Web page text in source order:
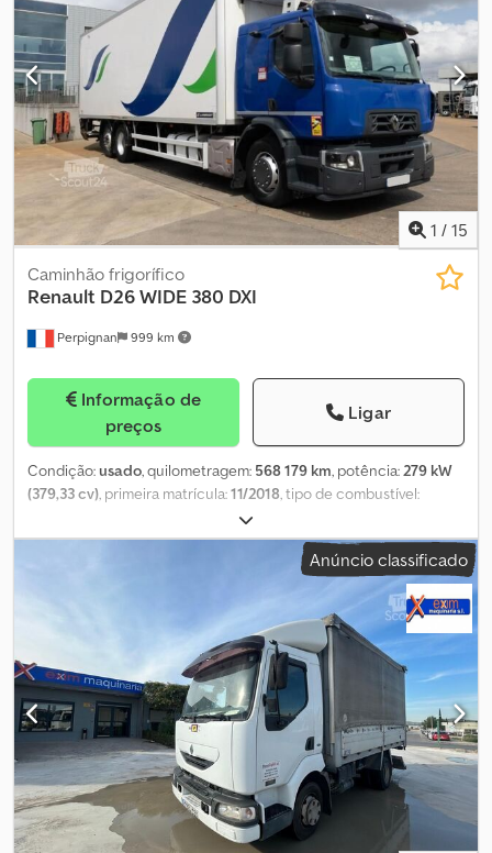
cabina do condutor:
cabina diurna, tipo de engrenagem:
automático , classe de emissão:Euro 6, suspensão:aço, número
de lugares:2 , carga admissível no eixo (eixo 1):9 000 kg, carga
máxima permitida por eixo (eixo 2): 9 500 kg , carga máxima
admissível no eixo (eixo 3):9 500 kg, Ano de fabrico:2020, CAMIÃO
GRUA E CAIXA ABERTA 6X6 COM GRUA PALFINGER EPSILON
Q150L97 Cjdpfx Akezhuupowsrf
1 / 15
Perpignan 999 km
Caminhão frigorífico
Renault D26 WIDE 380 DXI
Informação de
preços
Ligar
Condição:usado, quilometragem: 568 179 km, potência:279 kW
(379,33 cv), primeira matrícula:11/2018, tipo de combustível:
, peso máximo de carga:
peso total:26 000 kg, tamanho do pneu:-, configuração de eixo:
, cabina do condutor:cabina-cama,
Euro 6,
2018 , Equipamento:
ABS, ar
condicionado, computador de bordo, plataforma elevatória
, ref: VO26-2213 SYLTRAILER À VENDA? Camião Frigorífico
RENAULT D WIDE 380 DXI? TRI-TEMPERATURA? CARRIER SUPRA
1150 MT? 6x2? 2018 - INFORMAÇÕES GERAIS Crsdpfx Akozrh
Dlewjf Marca / Modelo: Renault D WIDE 380 DXI Tipo: Veículo
frigorífico tri-temperatura Ano: 2018 Quilometragem: 568.179 km
Número do chassi: VF620M168KB00 Configuração: 6x2 Caixa de
velocidades: Automática Combustível: Diesel Potência: 380 cv
Suspensão pneumática - Camião frigorífico Renault D WIDE 380
DXI, 6x2, caixa frigorífica Lamberet em alumínio, unidade de
Anúncio classificado